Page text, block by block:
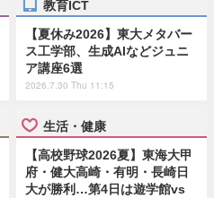
教育ICT
【夏休み2026】東大メタバー
ス工学部、生成AIなどジュニ
ア講座6選
2026.7.30 Thu 11:15
生活・健康
【高校野球2026夏】東海大甲
府・健大高崎・有明・長崎日
大が勝利…第4日は遊学館vs